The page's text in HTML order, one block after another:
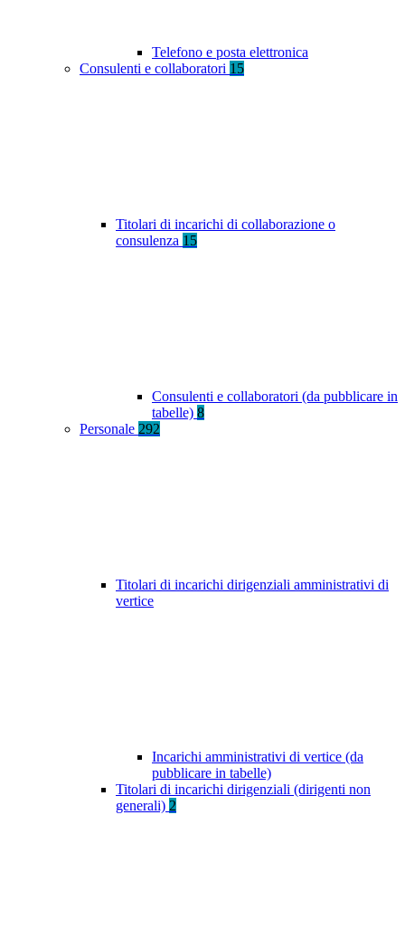
Telefono e posta elettronica
Consulenti e collaboratori 15
Titolari di incarichi di collaborazione o
consulenza 15
Consulenti e collaboratori (da pubblicare in
tabelle) 8
Personale 292
Titolari di incarichi dirigenziali amministrativi di
vertice
Incarichi amministrativi di vertice (da
pubblicare in tabelle)
Titolari di incarichi dirigenziali (dirigenti non
generali) 2